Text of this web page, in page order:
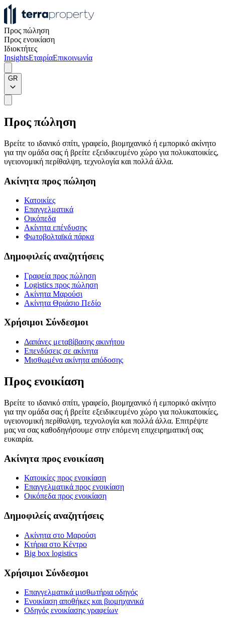
Προς πώληση
Προς ενοικίαση
Ιδιοκτήτες
InsightsΕταιρίαΕπικοινωνία
GR
Προς πώληση
Βρείτε το ιδανικό σπίτι, γραφείο, βιομηχανικό ή εμπορικό ακίνητο
για την ομάδα σας ή βρείτε εξειδικευμένο χώρο για πολυκατοικίες,
υγειονομική περίθαλψη, τεχνολογία και πολλά άλλα.
Ακίνητα προς πώληση
Κατοικίες
Επαγγελματικά
Οικόπεδα
Ακίνητα επένδυσης
Φωτοβολταϊκά πάρκα
Δημοφιλείς αναζητήσεις
Γραφεία προς πώληση
Logistics προς πώληση
Ακίνητα Μαρούσι
Ακίνητα Θριάσιο Πεδίο
Χρήσιμοι Σύνδεσμοι
Δαπάνες μεταβίβασης ακινήτου
Επενδύσεις σε ακίνητα
Μισθωμένα ακίνητα απόδοσης
Προς ενοικίαση
Βρείτε το ιδανικό σπίτι, γραφείο, βιομηχανικό ή εμπορικό ακίνητο
για την ομάδα σας ή βρείτε εξειδικευμένο χώρο για πολυκατοικίες,
υγειονομική περίθαλψη, τεχνολογία και πολλά άλλα. Επιτρέψτε
μας να σας καθοδηγήσουμε στην επόμενη επιχειρηματική σας
ευκαιρία.
Ακίνητα προς ενοικίαση
Κατοικίες προς ενοικίαση
Επαγγελματικά προς ενοικίαση
Οικόπεδα προς ενοικίαση
Δημοφιλείς αναζητήσεις
Ακίνητα στο Μαρούσι
Κτήρια στο Κέντρο
Big box logistics
Χρήσιμοι Σύνδεσμοι
Επαγγελματικά μισθωτήρια οδηγός
Ενοικίαση αποθήκες και βιομηχανικά
Οδηγός ενοικίασης γραφείων